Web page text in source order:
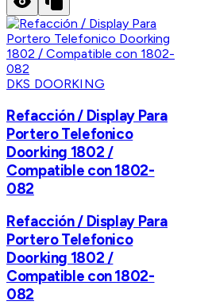
DKS DOORKING
Refacción / Display Para
Portero Telefonico
Doorking 1802 /
Compatible con 1802-
082
Refacción / Display Para
Portero Telefonico
Doorking 1802 /
Compatible con 1802-
082